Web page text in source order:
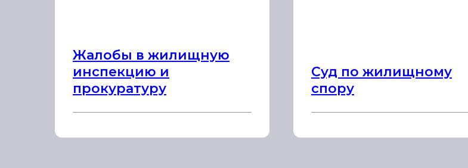
Жалобы в жилищную
инспекцию и
прокуратуру
Суд по жилищному
спору